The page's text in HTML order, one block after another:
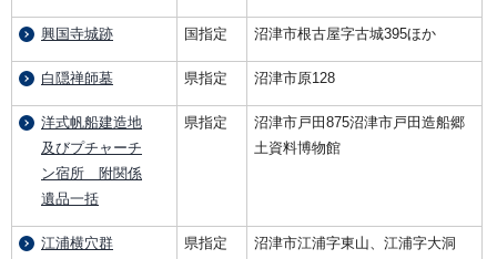
興国寺城跡 国指定 沼津市根古屋字古城395ほか
白隠禅師墓 県指定 沼津市原128
洋式帆船建造地
及びプチャーチ
ン宿所 附関係
遺品一括
県指定
沼津市戸田875沼津市戸田造船郷
土資料博物館
江浦横穴群 県指定
沼津市江浦字東山、江浦字大洞